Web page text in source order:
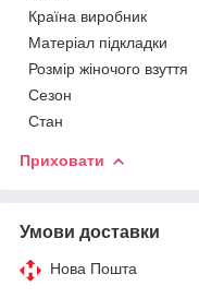
Країна виробник
Матеріал підкладки
Розмір жіночого взуття
Сезон
Стан
Приховати
Умови доставки
Нова Пошта